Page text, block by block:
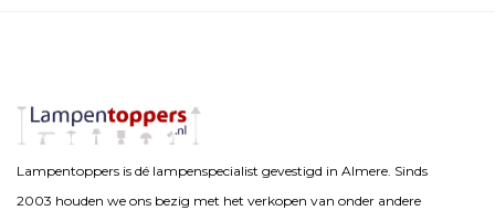
Lampentoppers is dé lampenspecialist gevestigd in Almere. Sinds
2003 houden we ons bezig met het verkopen van onder andere